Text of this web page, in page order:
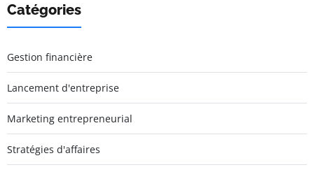
Catégories
Gestion financière
Lancement d'entreprise
Marketing entrepreneurial
Stratégies d'affaires